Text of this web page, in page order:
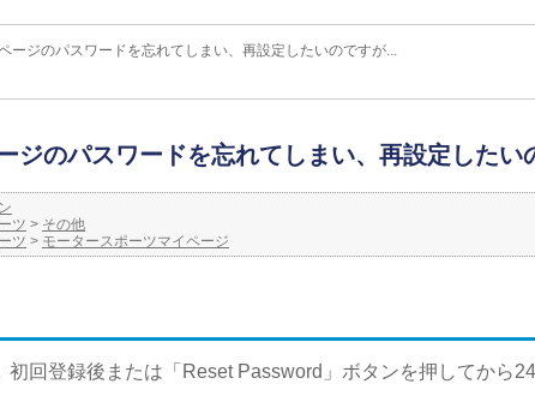
ージのパスワードを忘れてしまい、再設定したいのですが...
ジのパスワードを忘れてしまい、再設定したい
ツ > その他
ツ > モータースポーツマイページ
回登録後または「Reset Password」ボタンを押してから